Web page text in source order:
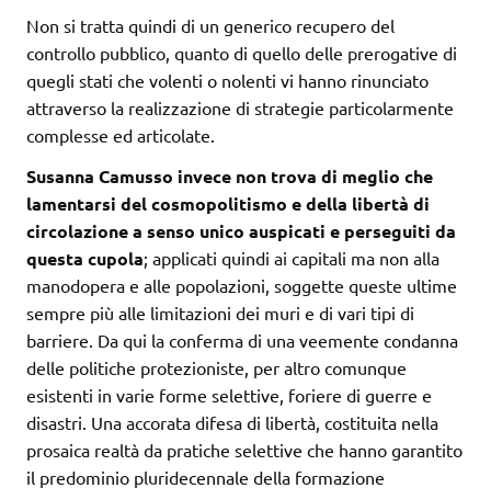
Non si tratta quindi di un generico recupero del
controllo pubblico, quanto di quello delle prerogative di
quegli stati che volenti o nolenti vi hanno rinunciato
attraverso la realizzazione di strategie particolarmente
complesse ed articolate.
Susanna Camusso invece non trova di meglio che
lamentarsi del cosmopolitismo e della libertà di
circolazione a senso unico auspicati e perseguiti da
questa cupola; applicati quindi ai capitali ma non alla
manodopera e alle popolazioni, soggette queste ultime
sempre più alle limitazioni dei muri e di vari tipi di
barriere. Da qui la conferma di una veemente condanna
delle politiche protezioniste, per altro comunque
esistenti in varie forme selettive, foriere di guerre e
disastri. Una accorata difesa di libertà, costituita nella
prosaica realtà da pratiche selettive che hanno garantito
il predominio pluridecennale della formazione